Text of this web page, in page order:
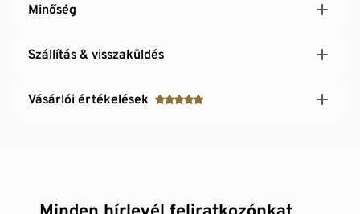
Minőség
Szállítás & visszaküldés
Vásárlói értékelések
Minden hírlevél feliratkozónkat